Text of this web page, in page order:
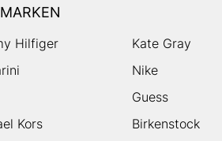
Hilfiger Kate Gray
Nike
Guess
Kors
Birkenstock